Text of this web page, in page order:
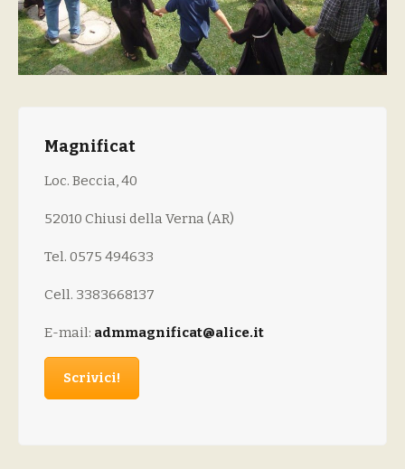
Magnificat
Loc. Beccia, 40
52010 Chiusi della Verna (AR)
Tel. 0575 494633
Cell. 3383668137
E-mail: admmagnificat@alice.it
Scrivici!